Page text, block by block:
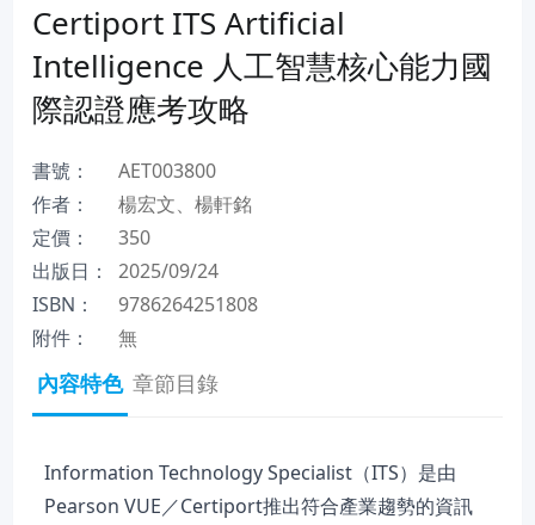
Certiport ITS Artificial
Intelligence 人工智慧核心能力國
際認證應考攻略
書號：
AET003800
作者：
楊宏文、楊軒銘
定價：
350
出版日：
2025/09/24
ISBN：
9786264251808
附件：
無
內容特色 章節目錄
Information Technology Specialist（ITS）是由
Pearson VUE／Certiport推出符合產業趨勢的資訊